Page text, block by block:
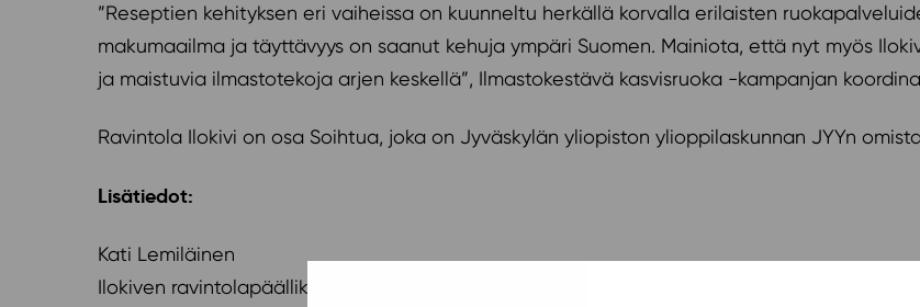
”Reseptien kehityksen eri vaiheissa on kuunneltu herkällä korvalla erilaisten
makumaailma ja täyttävyys on saanut kehuja ympäri Suomen. Mainiota, että nyt myös
ja maistuvia ilmastotekoja arjen keskellä”, Ilmastokestävä kasvisruoka -kampanjan
Ravintola Ilokivi on osa Soihtua, joka on Jyväskylän yliopiston ylioppilaskunnan JYYn
Lisätiedot:
Kati Lemiläinen
Ilokiven ravintolapäällikkö, Soihtu